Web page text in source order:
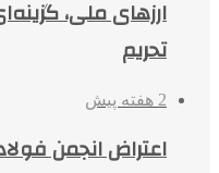
ارزهای ملی،
تحریم
2 هفته پیش
اعتراض انجمن